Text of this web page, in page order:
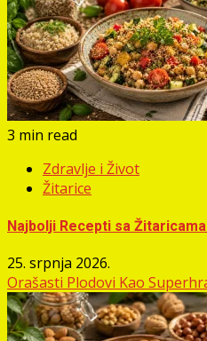
3 min read
Zdravlje i Život
Žitarice
Najbolji Recepti sa
25. srpnja 2026.
Orašasti Plodovi Kao